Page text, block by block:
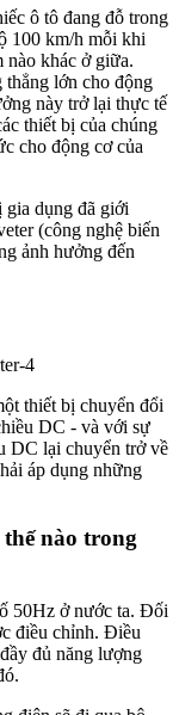
ô tô đang đỗ trong
100 km/h mỗi khi
nào khác ở giữa.
lớn cho động
này trở lại thực tế
thiết bị của chúng
cho động cơ của
gia dụng đã giới
(công nghệ biến
ảnh hưởng đến
thiết bị chuyển đổi
DC - và với sự
DC lại chuyển trở về
áp dụng những
nào trong
50Hz ở nước ta. Đối
điều chỉnh. Điều
đủ năng lượng